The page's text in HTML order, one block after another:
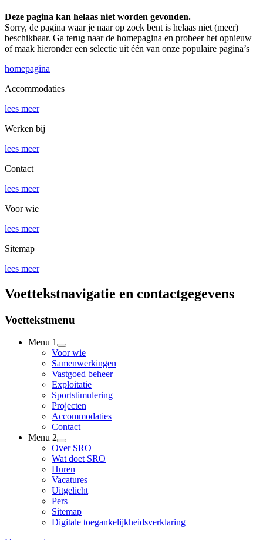
Deze pagina kan helaas niet worden gevonden.
Sorry, de pagina waar je naar op zoek bent is helaas niet (meer)
beschikbaar. Ga terug naar de homepagina en probeer het opnieuw
of maak hieronder een selectie uit één van onze populaire pagina’s
homepagina
Accommodaties
lees meer
Werken bij
lees meer
Contact
lees meer
Voor wie
lees meer
Sitemap
lees meer
Voettekstnavigatie en contactgegevens
Voettekstmenu
Menu 1
Voor wie
Samenwerkingen
Vastgoed beheer
Exploitatie
Sportstimulering
Projecten
Accommodaties
Contact
Menu 2
Over SRO
Wat doet SRO
Huren
Vacatures
Uitgelicht
Pers
Sitemap
Digitale toegankelijkheidsverklaring